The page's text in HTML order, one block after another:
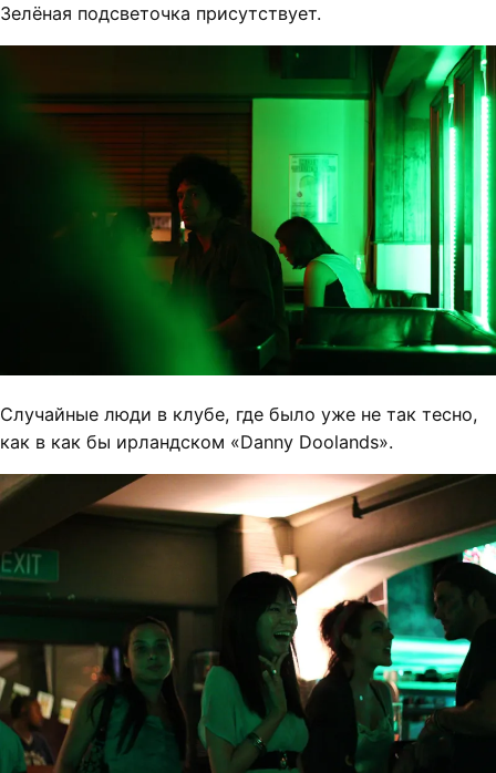
Зелёная подсветочка присутствует.
Случайные люди в клубе, где было уже не так тесно,
как в как бы ирландском «Danny Doolands».